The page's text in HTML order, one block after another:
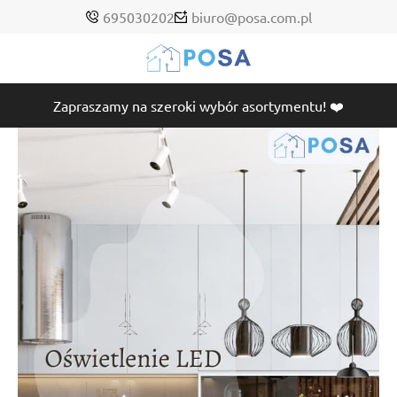
695030202 biuro@posa.com.pl
Zapraszamy na szeroki wybór asortymentu! ❤️